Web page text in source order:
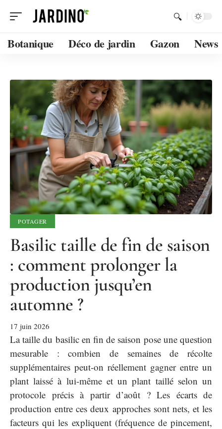
Botanique Déco de jardin Gazon News
POTAGER
Basilic taille de fin de saison
: comment prolonger la
production jusqu’en
automne ?
17 juin 2026
La taille du basilic en fin de saison pose une question
mesurable : combien de semaines de récolte
supplémentaires peut-on réellement gagner entre un
plant laissé à lui-même et un plant taillé selon un
protocole précis à partir d’août ? Les écarts de
production entre ces deux approches sont nets, et les
facteurs qui les expliquent (fréquence de pincement,